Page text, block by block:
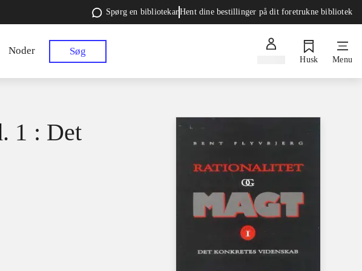
Spørg en bibliotekarHent dine bestillinger på dit foretrukne bibliotek
Noder Søg
Husk Menu
1 : Det